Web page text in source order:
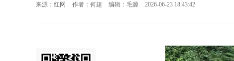
来源：红网 作者：何超 编辑：毛源 2026-06-23 18:43:42